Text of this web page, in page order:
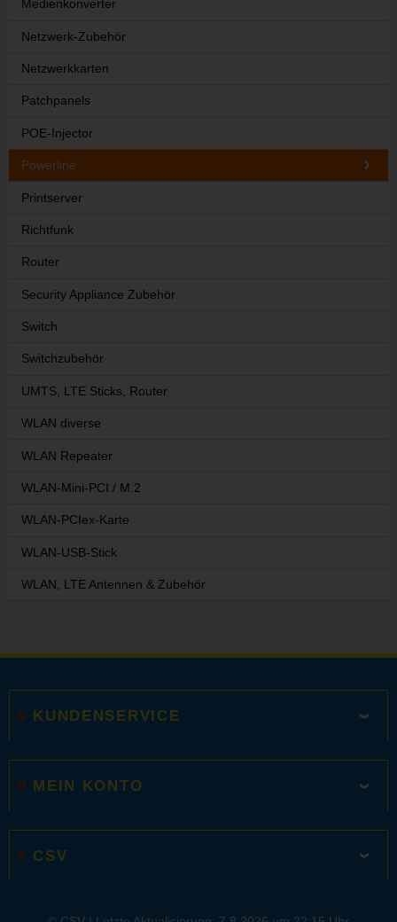
Medienkonverter
Netzwerk-Zubehör
Netzwerkkarten
Patchpanels
POE-Injector
Powerline
Printserver
Richtfunk
Router
Security Appliance Zubehör
Switch
Switchzubehör
UMTS, LTE Sticks, Router
WLAN diverse
WLAN Repeater
WLAN-Mini-PCI / M.2
WLAN-PCIex-Karte
WLAN-USB-Stick
WLAN, LTE Antennen & Zubehör
KUNDENSERVICE
MEIN KONTO
CSV